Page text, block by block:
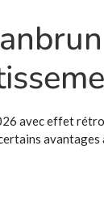
avec effet